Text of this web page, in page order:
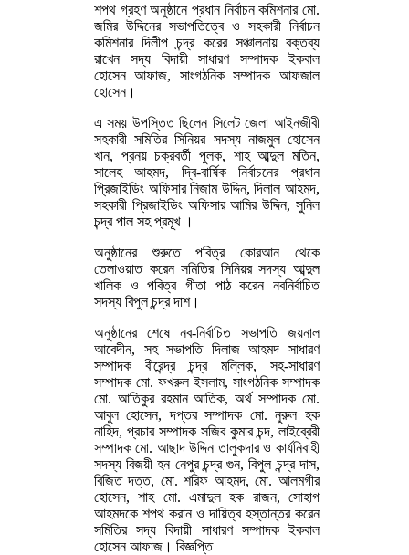
শপথ গ্রহণ অনুষ্ঠানে প্রধান নির্বাচন কমিশনার মো.
জমির উদ্দিনের সভাপতিত্বে ও সহকারী নির্বাচন
কমিশনার দিলীপ চন্দ্র করের সঞ্চালনায় বক্তব্য
রাখেন সদ্য বিদায়ী সাধারণ সম্পাদক ইকবাল
হোসেন আফাজ, সাংগঠনিক সম্পাদক আফজাল
হোসেন।
এ সময় উপস্তিত ছিলেন সিলেট জেলা আইনজীবী
সহকারী সমিতির সিনিয়র সদস্য নাজমুল হোসেন
খান, প্রনয় চক্রবর্তী পুলক, শাহ আব্দুল মতিন,
সালেহ আহমদ, দ্বি-বার্ষিক নির্বাচনের প্রধান
প্রিজাইডিং অফিসার নিজাম উদ্দিন, দিলাল আহমদ,
সহকারী প্রিজাইডিং অফিসার আমির উদ্দিন, সুনিল
চন্দ্র পাল সহ প্রমূখ ।
অনুষ্ঠানের শুরুতে পবিত্র কোরআন থেকে
তেলাওয়াত করেন সমিতির সিনিয়র সদস্য আব্দুল
খালিক ও পবিত্র গীতা পাঠ করেন নবনির্বাচিত
সদস্য বিপুল চন্দ্র দাশ।
অনুষ্ঠানের শেষে নব-নির্বাচিত সভাপতি জয়নাল
আবেদীন, সহ সভাপতি দিলাজ আহমদ সাধারণ
সম্পাদক বীরেন্দ্র চন্দ্র মল্লিক, সহ-সাধারণ
সম্পাদক মো. ফখরুল ইসলাম, সাংগঠনিক সম্পাদক
মো. আতিকুর রহমান আতিক, অর্থ সম্পাদক মো.
আবুল হোসেন, দপ্তর সম্পাদক মো. নুরুল হক
নাহিদ, প্রচার সম্পাদক সজিব কুমার চন্দ, লাইব্রেরী
সম্পাদক মো. আছাদ উদ্দিন তালুকদার ও কার্যনিবাহী
সদস্য বিজয়ী হন নেপুর চন্দ্র গুন, বিপুল চন্দ্র দাস,
বিজিত দত্ত, মো. শরিফ আহমদ, মো. আলমগীর
হোসেন, শাহ মো. এমাদুল হক রাজন, সোহাগ
আহমদকে শপথ করান ও দায়িত্ব হস্তান্তর করেন
সমিতির সদ্য বিদায়ী সাধারণ সম্পাদক ইকবাল
হোসেন আফাজ। বিজ্ঞপ্তি